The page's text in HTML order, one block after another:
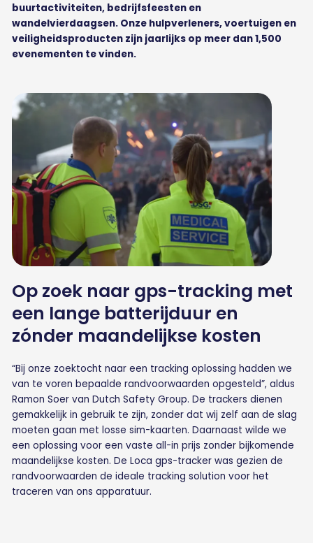
buurtactiviteiten, bedrijfsfeesten en
wandelvierdaagsen. Onze hulpverleners, voertuigen en
veiligheidsproducten zijn jaarlijks op meer dan 1,500
evenementen te vinden.
Op zoek naar gps-tracking met
een lange batterijduur en
zónder maandelijkse kosten
“Bij onze zoektocht naar een tracking oplossing hadden we
van te voren bepaalde randvoorwaarden opgesteld”, aldus
Ramon Soer van Dutch Safety Group. De trackers dienen
gemakkelijk in gebruik te zijn, zonder dat wij zelf aan de slag
moeten gaan met losse sim-kaarten. Daarnaast wilde we
een oplossing voor een vaste all-in prijs zonder bijkomende
maandelijkse kosten. De Loca gps-tracker was gezien de
randvoorwaarden de ideale tracking solution voor het
traceren van ons apparatuur.